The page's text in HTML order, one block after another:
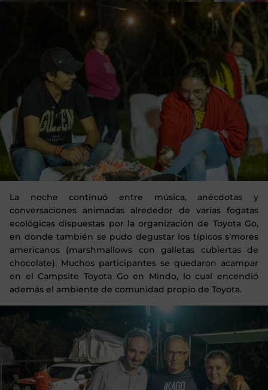
La noche continuó entre música, anécdotas y
conversaciones animadas alrededor de varias fogatas
ecológicas dispuestas por la organización de Toyota Go,
en donde también se pudo degustar los típicos s’mores
americanos (marshmallows con galletas cubiertas de
chocolate). Muchos participantes se quedaron acampar
en el Campsite Toyota Go en Mindo, lo cual encendió
además el ambiente de comunidad propio de Toyota.